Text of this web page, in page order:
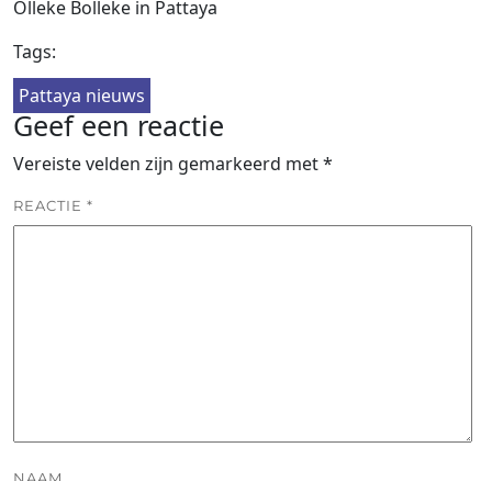
Olleke Bolleke in Pattaya
Tags:
Pattaya nieuws
Geef een reactie
Vereiste velden zijn gemarkeerd met*
REACTIE *